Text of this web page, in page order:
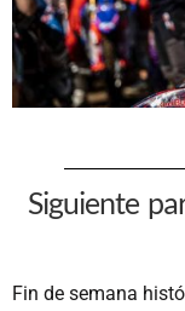
Siguiente
Fin de semana